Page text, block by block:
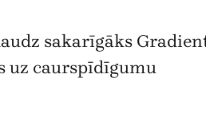
sakarīgāks
uz caurspīdīgumu